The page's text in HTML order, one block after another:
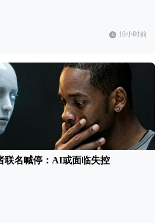
10小时前
联名喊停：AI或面临失控